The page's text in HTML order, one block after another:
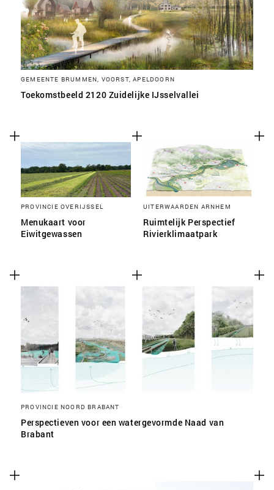
GEMEENTE BRUMMEN, VOORST, APELDOORN
Toekomstbeeld 2120 Zuidelijke IJsselvallei
PROVINCIE OVERIJSSEL
Menukaart voor
Eiwitgewassen
UITERWAARDEN ARNHEM
Ruimtelijk Perspectief
Rivierklimaatpark
PROVINCIE NOORD BRABANT
Perspectieven voor een watergevormde Naad van
Brabant